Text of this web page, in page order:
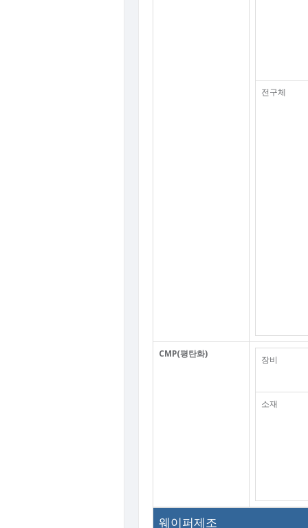
전구체
CMP(평탄화)
장비
소재
웨이퍼제조